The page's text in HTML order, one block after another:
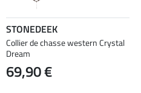
STONEDEEK
Collier de chasse western Crystal
Dream
69,90 €